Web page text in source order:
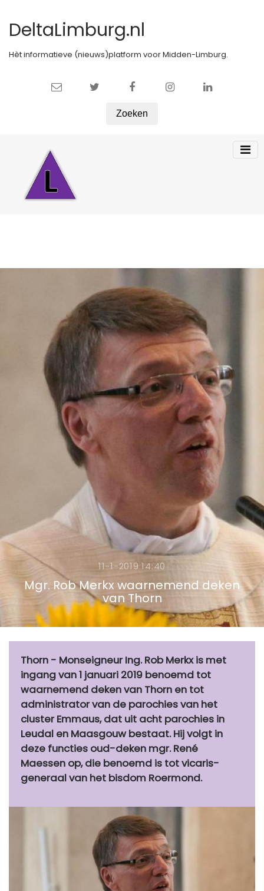
DeltaLimburg.nl
Hèt informatieve (nieuws)platform voor Midden-Limburg.
Zoeken
11-1-2019 14:40
Mgr. Rob Merkx waarnemend deken
van Thorn
Thorn - Monseigneur Ing. Rob Merkx is met
ingang van 1 januari 2019 benoemd tot
waarnemend deken van Thorn en tot
administrator van de parochies van het
cluster Emmaus, dat uit acht parochies in
Leudal en Maasgouw bestaat. Hij volgt in
deze functies oud-deken mgr. René
Maessen op, die benoemd is tot vicaris-
generaal van het bisdom Roermond.